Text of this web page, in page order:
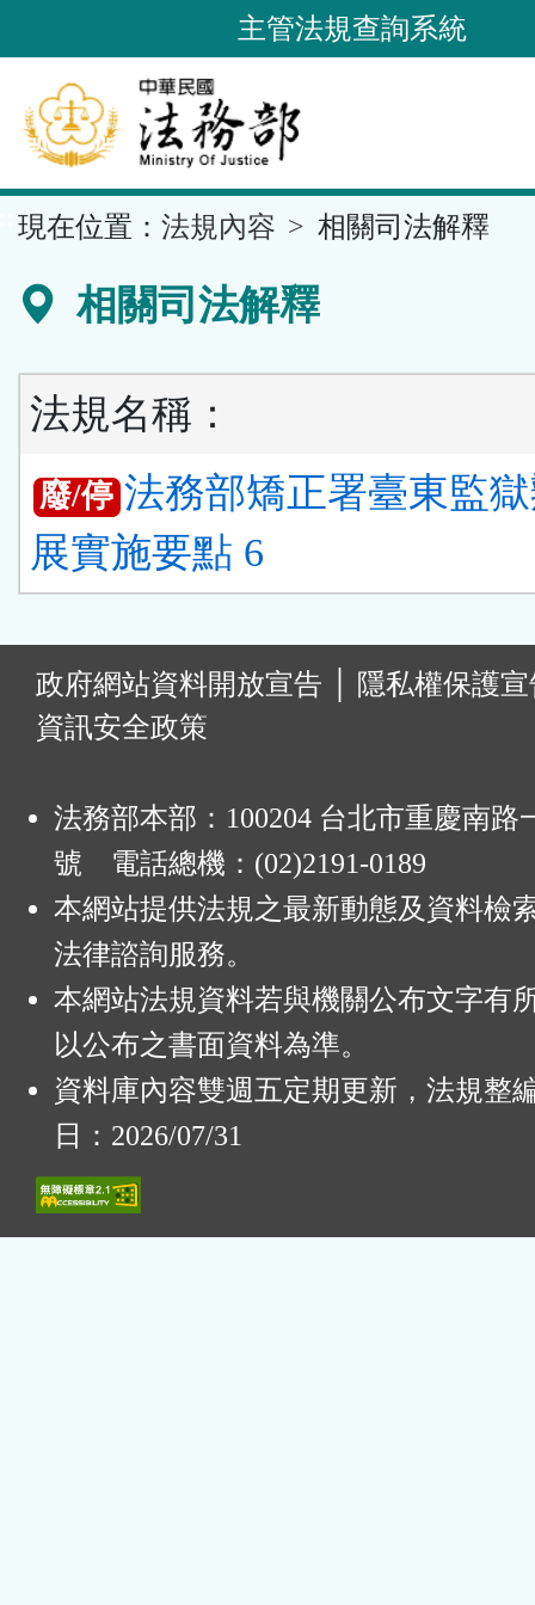
到
要
內
容
區
主管法規查詢系統
現在位置： 法規內容 相關司法解釋
相關司法解釋
法規名稱：
廢/停 法務部矯正署臺東監
展實施要點 6
政府網站資料開放宣告
隱私權保護
資訊安全政策
法務部本部：100204 台北市重慶南路
號 電話總機：(02)2191-0189
本網站提供法規之最新動態及資料檢
法律諮詢服務。
本網站法規資料若與機關公布文字有
以公布之書面資料為準。
資料庫內容雙週五定期更新，法規整
日：2026/07/31